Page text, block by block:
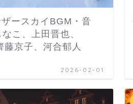
ースカイBGM・音
こ、上田晋也、
京子、河合郁人
2026-02-01